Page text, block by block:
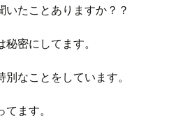
いたことありますか？？
秘密にしてます。
なことをしています。
ます。